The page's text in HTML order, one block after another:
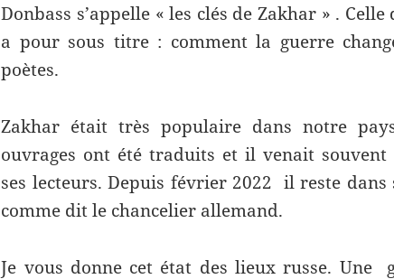
Donbass s’appelle « les clés de Zakhar » .
a pour sous titre : comment la guerre
poètes.
Zakhar était très populaire dans notre
ouvrages ont été traduits et il venait souvent
ses lecteurs. Depuis février 2022 il reste dans
comme dit le chancelier allemand.
Je vous donne cet état des lieux russe. Une